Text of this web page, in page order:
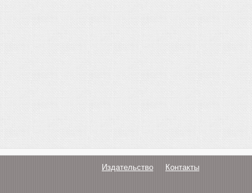
Издательство Контакты